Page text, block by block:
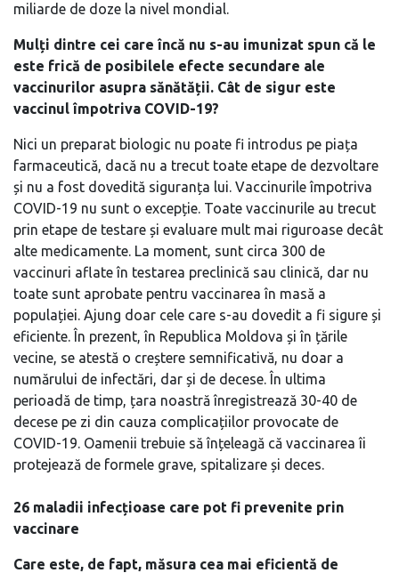
miliarde de doze la nivel mondial.
Mulți dintre cei care încă nu s-au imunizat spun că le
este frică de posibilele efecte secundare ale
vaccinurilor asupra sănătății. Cât de sigur este
vaccinul împotriva COVID-19?
Nici un preparat biologic nu poate fi introdus pe piața
farmaceutică, dacă nu a trecut toate etape de dezvoltare
și nu a fost dovedită siguranța lui. Vaccinurile împotriva
COVID-19 nu sunt o excepție. Toate vaccinurile au trecut
prin etape de testare și evaluare mult mai riguroase decât
alte medicamente. La moment, sunt circa 300 de
vaccinuri aflate în testarea preclinică sau clinică, dar nu
toate sunt aprobate pentru vaccinarea în masă a
populației. Ajung doar cele care s-au dovedit a fi sigure și
eficiente. În prezent, în Republica Moldova și în țările
vecine, se atestă o creștere semnificativă, nu doar a
numărului de infectări, dar și de decese. În ultima
perioadă de timp, țara noastră înregistrează 30-40 de
decese pe zi din cauza complicațiilor provocate de
COVID-19. Oamenii trebuie să înțeleagă că vaccinarea îi
protejează de formele grave, spitalizare și deces.
26 maladii infecțioase care pot fi prevenite prin
vaccinare
Care este, de fapt, măsura cea mai eficientă de